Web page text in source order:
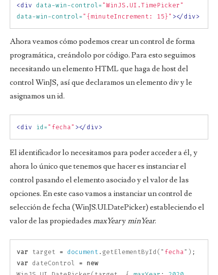
<div data-win-control="WinJS.UI.TimePicker"
data-win-control="{minuteIncrement: 15}" ></div>
Ahora veamos cómo podemos crear un control de forma
programática, creándolo por código. Para esto seguimos
necesitando un elemento HTML que haga de host del
control WinJS, así que declaramos un elemento div y le
asignamos un id.
<div id="fecha" ></div>
El identificador lo necesitamos para poder acceder a él, y
ahora lo único que tenemos que hacer es instanciar el
control pasando el elemento asociado y el valor de las
opciones. En este caso vamos a instanciar un control de
selección de fecha (WinJS.UI.DatePicker) estableciendo el
valor de las propiedades maxYearyminYear.
var target = document . getElementById ( " fecha" );
var dateControl = new